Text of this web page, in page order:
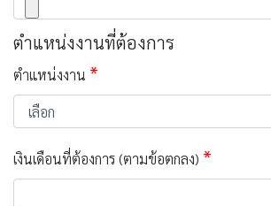
ตำแหน่งงานที่ต้องการ
ตำแหน่งงาน *
เงินเดือนที่ต้องการ (ตามข้อตกลง) *